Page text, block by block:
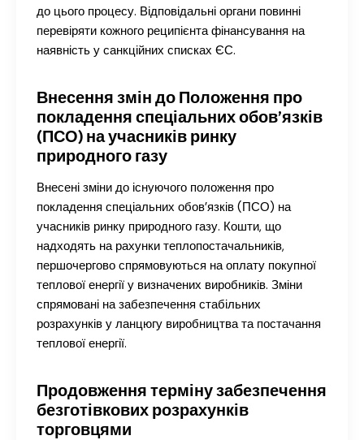
до цього процесу. Відповідальні органи повинні
перевіряти кожного реципієнта фінансування на
наявність у санкційних списках ЄС.
Внесення змін до Положення про
покладення спеціальних обов’язків
(ПСО) на учасників ринку
природного газу
Внесені зміни до існуючого положення про
покладення спеціальних обов’язків (ПСО) на
учасників ринку природного газу. Кошти, що
надходять на рахунки теплопостачальників,
першочергово спрямовуються на оплату покупної
теплової енергії у визначених виробників. Зміни
спрямовані на забезпечення стабільних
розрахунків у ланцюгу виробництва та постачання
теплової енергії.
Продовження терміну забезпечення
безготівкових розрахунків
торговцями